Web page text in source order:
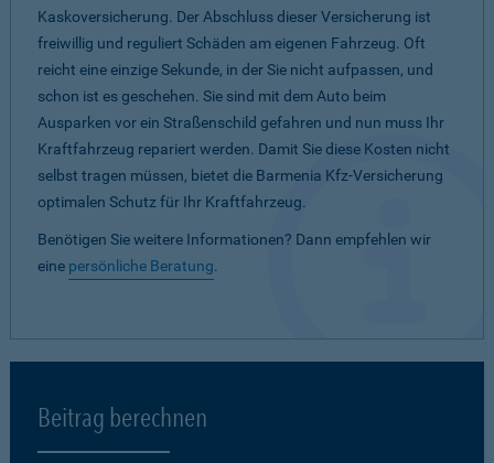
Kaskoversicherung. Der Abschluss dieser Versicherung ist
freiwillig und reguliert Schäden am eigenen Fahrzeug. Oft
reicht eine einzige Sekunde, in der Sie nicht aufpassen, und
schon ist es geschehen. Sie sind mit dem Auto beim
Ausparken vor ein Straßenschild gefahren und nun muss Ihr
Kraftfahrzeug repariert werden. Damit Sie diese Kosten nicht
selbst tragen müssen, bietet die Barmenia Kfz-Versicherung
optimalen Schutz für Ihr Kraftfahrzeug.
Benötigen Sie weitere Informationen? Dann empfehlen wir
eine persönliche Beratung.
Beitrag berechnen